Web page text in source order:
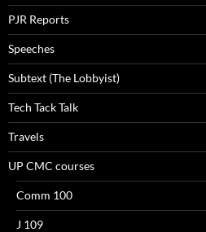
PJR Reports
Speeches
Subtext (The Lobbyist)
Tech Tack Talk
Travels
UP CMC courses
Comm 100
J 109